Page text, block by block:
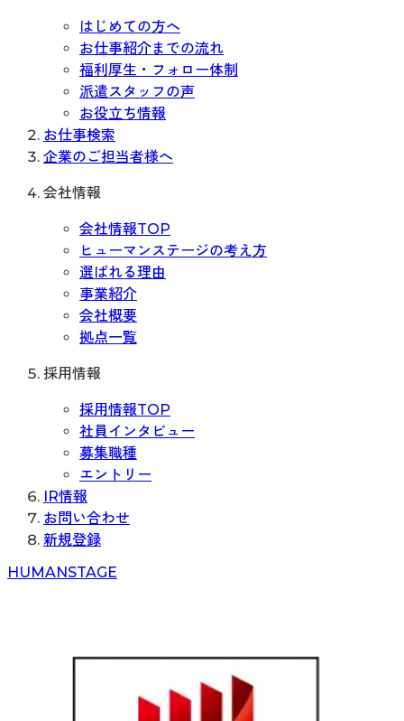
はじめての方へ
お仕事紹介までの流れ
福利厚生・フォロー体制
派遣スタッフの声
お役立ち情報
お仕事検索
企業のご担当者様へ
会社情報
会社情報TOP
ヒューマンステージの考え方
選ばれる理由
事業紹介
会社概要
拠点一覧
採用情報
採用情報TOP
社員インタビュー
募集職種
エントリー
IR情報
お問い合わせ
新規登録
HUMANSTAGE